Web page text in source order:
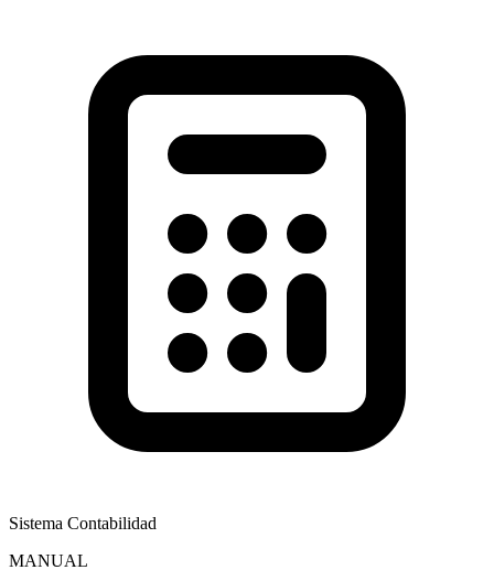
Sistema Contabilidad
MANUAL